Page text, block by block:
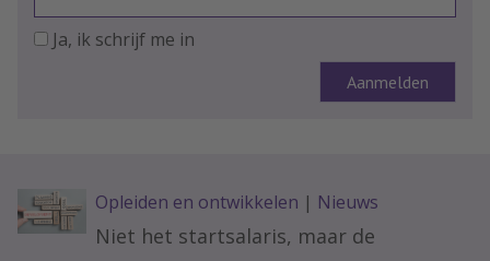
Ja, ik schrijf me in
Opleiden en ontwikkelen | Nieuws
Niet het startsalaris, maar de